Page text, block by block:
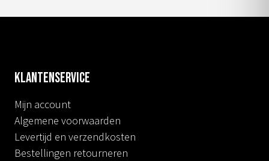
Klantenservice
Mijn account
Algemene voorwaarden
Levertijd en verzendkosten
Bestellingen retourneren